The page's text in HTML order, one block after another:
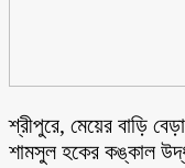
শ্রীপুরে, মেয়ের বাড়ি
শামসুল হকের কঙ্কাল